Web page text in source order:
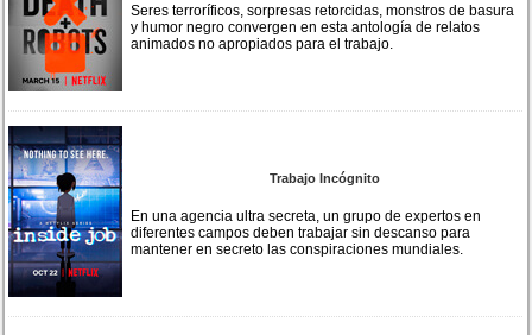
Seres terroríficos, sorpresas retorcidas, monstros de basura
y humor negro convergen en esta antología de relatos
animados no apropiados para el trabajo.
Trabajo Incógnito
En una agencia ultra secreta, un grupo de expertos en
diferentes campos deben trabajar sin descanso para
mantener en secreto las conspiraciones mundiales.